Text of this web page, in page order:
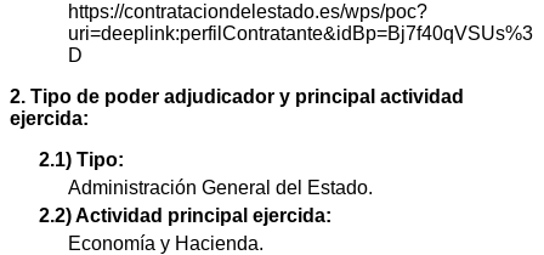
https://contrataciondelestado.es/wps/poc?
uri=deeplink:perfilContratante&idBp=Bj7f40qVSUs%3
D
2. Tipo de poder adjudicador y principal actividad
ejercida:
2.1) Tipo:
Administración General del Estado.
2.2) Actividad principal ejercida:
Economía y Hacienda.